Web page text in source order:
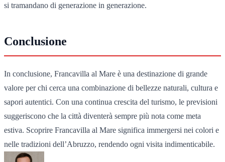
si tramandano di generazione in generazione.
Conclusione
In conclusione, Francavilla al Mare è una destinazione di grande
valore per chi cerca una combinazione di bellezze naturali, cultura e
sapori autentici. Con una continua crescita del turismo, le previsioni
suggeriscono che la città diventerà sempre più nota come meta
estiva. Scoprire Francavilla al Mare significa immergersi nei colori e
nelle tradizioni dell’Abruzzo, rendendo ogni visita indimenticabile.